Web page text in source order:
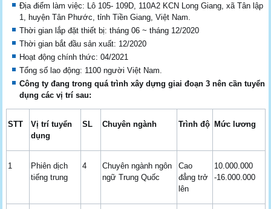
Địa điểm làm việc: Lô 105- 109D, 110A2 KCN Long Giang, xã Tân lập
1, huyện Tân Phước, tỉnh Tiền Giang, Việt Nam.
Thời gian lắp đặt thiết bị: tháng 06 ~ tháng 12/2020
Thời gian bắt đầu sản xuất: 12/2020
Hoạt động chính thức: 04/2021
Tổng số lao động: 1100 người Việt Nam.
Công ty đang trong quá trình xây dựng giai đoạn 3 nên cần tuyển
dụng các vị trí sau:
STT
Vị trí tuyển
dụng
SL Chuyên ngành Trìnhđộ Mức lương
1
Phiên dịch
tiếng trung
4
Chuyên ngành ngôn
ngữ Trung Quốc
Cao
đẳng trở
lên
10.000.000
-16.000.000